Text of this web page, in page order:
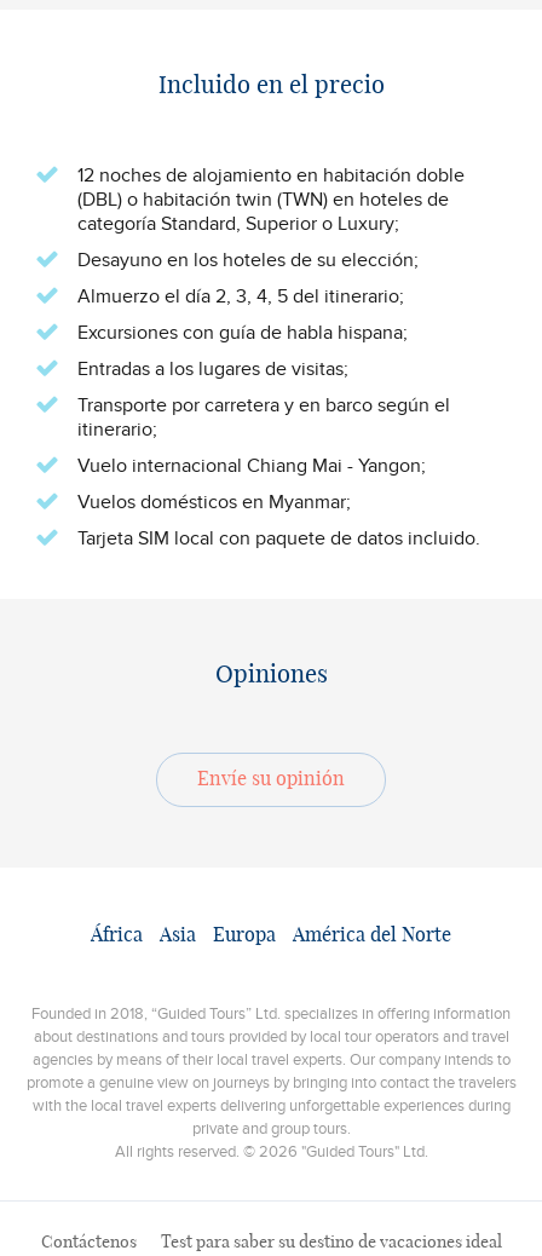
Incluido en el precio
12 noches de alojamiento en habitación doble
(DBL) o habitación twin (TWN) en hoteles de
categoría Standard, Superior o Luxury;
Desayuno en los hoteles de su elección;
Almuerzo el día 2, 3, 4, 5 del itinerario;
Excursiones con guía de habla hispana;
Entradas a los lugares de visitas;
Transporte por carretera y en barco según el
itinerario;
Vuelo internacional Chiang Mai - Yangon;
Vuelos domésticos en Myanmar;
Tarjeta SIM local con paquete de datos incluido.
Opiniones
Envíe su opinión
África Asia Europa América del Norte
Founded in 2018, “Guided Tours” Ltd. specializes in offering information
about destinations and tours provided by local tour operators and travel
agencies by means of their local travel experts. Our company intends to
promote a genuine view on journeys by bringing into contact the travelers
with the local travel experts delivering unforgettable experiences during
private and group tours.
All rights reserved. © 2026 "Guided Tours" Ltd.
Contáctenos Test para saber su destino de vacaciones ideal